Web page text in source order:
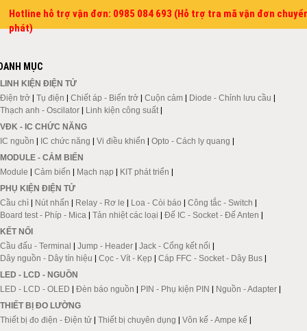
Hotline hỗ trợ vận đơn: 0985 084 693 (Hỗ trợ tra mã vận đơn
phát)
MỤC
LINH KIỆN ĐIỆN TỬ
Điện trở | Tụ điện | Chiết áp - Biến trở | Cuộn cảm | Diode - Chỉnh lưu cầu |
Thạch anh - Oscilator | Linh kiện công suất |
VĐK - IC CHỨC NĂNG
IC nguồn | IC chức năng | Vi điều khiển | Opto - Cách ly quang |
MODULE - CẢM BIẾN
Module | Cảm biến | Mạch nạp | KIT phát triển |
PHỤ KIỆN ĐIỆN TỬ
Cầu chì | Nút nhấn | Relay - Rơ le | Loa - Còi báo | Công tắc - Switch |
Board test - Phíp - Mica | Tản nhiệt các loại | Đế IC - Socket - Đế Anten |
KẾT NỐI
Cầu đấu - Terminal | Jump - Header | Jack - Cổng kết nối |
Dây nguồn - Dây tín hiệu | Cọc - Vít - Kẹp | Cáp FFC - Socket - Dây Bus |
LED - LCD - NGUỒN
LED - LCD - OLED | Đèn báo nguồn | PIN - Phụ kiện PIN | Nguồn - Adapter |
THIẾT BỊ ĐO LƯỜNG
Thiết bị đo điện - Điện tử | Thiết bị chuyên dụng | Vôn kế - Ampe kế |